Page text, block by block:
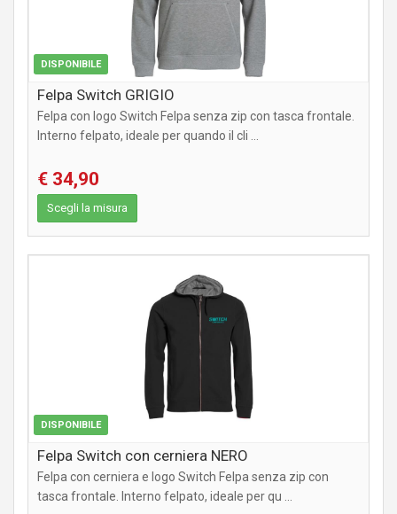
DISPONIBILE
Felpa Switch GRIGIO
Felpa con logo Switch Felpa senza zip con tasca frontale.
Interno felpato, ideale per quando il cli ...
€ 34,90
Scegli la misura
DISPONIBILE
Felpa Switch con cerniera NERO
Felpa con cerniera e logo Switch Felpa senza zip con
tasca frontale. Interno felpato, ideale per qu ...